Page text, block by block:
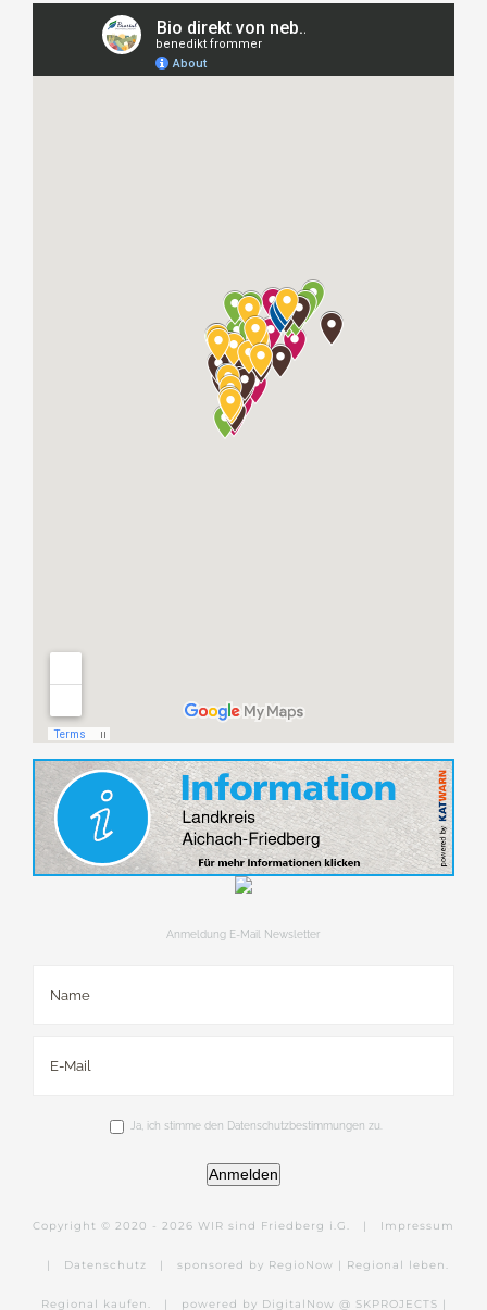
Anmeldung E-Mail Newsletter
Ja, ich stimme den Datenschutzbestimmungen zu.
Anmelden
Copyright © 2020 - 2026 WIR sind Friedberg i.G. | Impressum
| Datenschutz | sponsored by RegioNow | Regional leben.
Regional kaufen. | powered by DigitalNow @ SKPROJECTS |